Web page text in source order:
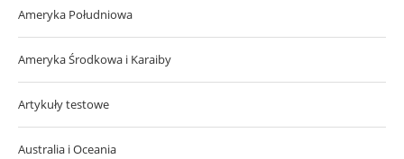
Ameryka Południowa
Ameryka Środkowa i Karaiby
Artykuły testowe
Australia i Oceania